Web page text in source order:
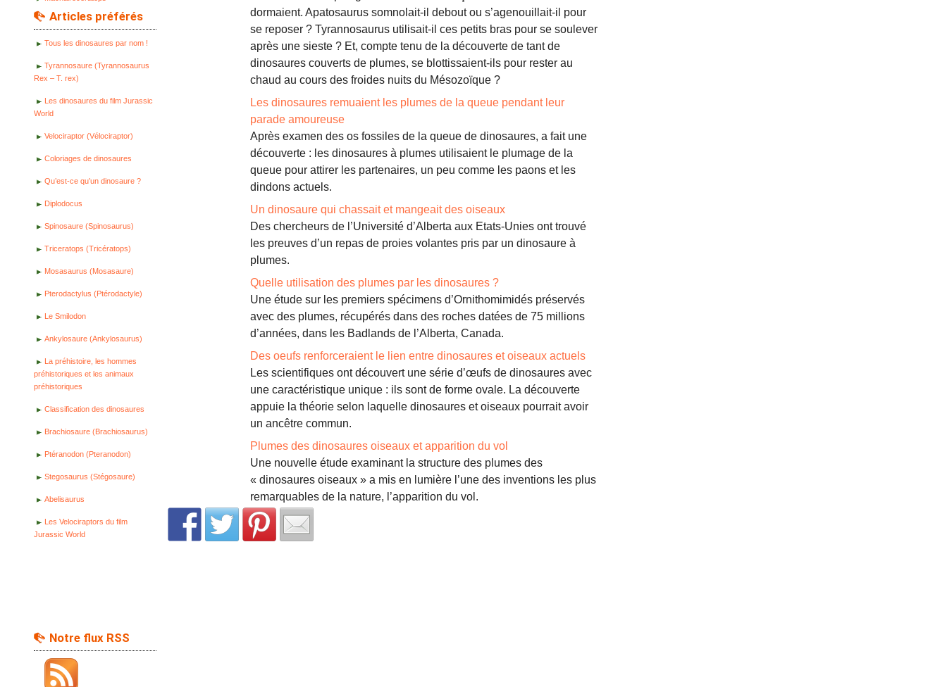
Articles préférés
Tous les dinosaures par nom !
Tyrannosaure (Tyrannosaurus
Rex – T. rex)
Les dinosaures du film Jurassic
World
Velociraptor (Vélociraptor)
Coloriages de dinosaures
Qu’est-ce qu’un dinosaure ?
Diplodocus
Spinosaure (Spinosaurus)
Triceratops (Tricératops)
Mosasaurus (Mosasaure)
Pterodactylus (Ptérodactyle)
Le Smilodon
Ankylosaure (Ankylosaurus)
La préhistoire, les hommes
préhistoriques et les animaux
préhistoriques
Classification des dinosaures
Brachiosaure (Brachiosaurus)
Ptéranodon (Pteranodon)
Stegosaurus (Stégosaure)
Abelisaurus
Les Velociraptors du film
Jurassic World
Notre flux RSS
dormaient. Apatosaurus somnolait-il debout ou s’agenouillait-il pour
se reposer ? Tyrannosaurus utilisait-il ces petits bras pour se soulever
après une sieste ? Et, compte tenu de la découverte de tant de
dinosaures couverts de plumes, se blottissaient-ils pour rester au
chaud au cours des froides nuits du Mésozoïque ?
Les dinosaures remuaient les plumes de la queue pendant leur
parade amoureuse
Après examen des os fossiles de la queue de dinosaures, a fait une
découverte : les dinosaures à plumes utilisaient le plumage de la
queue pour attirer les partenaires, un peu comme les paons et les
dindons actuels.
Un dinosaure qui chassait et mangeait des oiseaux
Des chercheurs de l’Université d’Alberta aux Etats-Unies ont trouvé
les preuves d’un repas de proies volantes pris par un dinosaure à
plumes.
Quelle utilisation des plumes par les dinosaures ?
Une étude sur les premiers spécimens d’Ornithomimidés préservés
avec des plumes, récupérés dans des roches datées de 75 millions
d’années, dans les Badlands de l’Alberta, Canada.
Des oeufs renforceraient le lien entre dinosaures et oiseaux actuels
Les scientifiques ont découvert une série d’œufs de dinosaures avec
une caractéristique unique : ils sont de forme ovale. La découverte
appuie la théorie selon laquelle dinosaures et oiseaux pourrait avoir
un ancêtre commun.
Plumes des dinosaures oiseaux et apparition du vol
Une nouvelle étude examinant la structure des plumes des
« dinosaures oiseaux » a mis en lumière l’une des inventions les plus
remarquables de la nature, l’apparition du vol.